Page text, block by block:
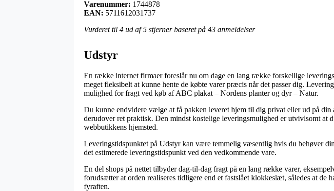
Varenummer: 1744878
EAN: 5711612031737
Vurderet til 4 ud af 5 stjerner baseret på 43 anmeldelser
Udstyr
En række internet firmaer foreslår nu om dage en lang række forskellige
meget fleksibelt at kunne hente de købte varer præcis når det passer dig.
mulighed for fragt ved køb af ABC plakat – Nordens planter og dyr – Natur.
Du kunne endvidere vælge at få pakken leveret hjem til dig privat eller ud på
derudover ret praktisk. Den mindst kostelige leveringsmulighed er utvivlsomt at
webbutikkens hjemsted.
Leveringstidspunktet på Udstyr kan være temmelig væsentlig hvis du behøver
det estimerede leveringstidspunkt ved den vedkommende vare.
En del shops på nettet tilbyder dag-til-dag fragt på en lang række varer,
forudsætter at orden realiseres tidligere end et fastslået klokkeslæt, således at
fyraften.